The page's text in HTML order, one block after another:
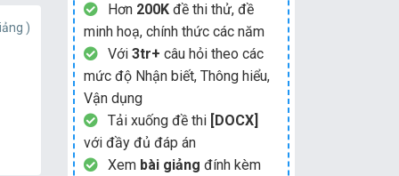
)
Hơn 200K đề thi thử, đề
minh hoạ, chính thức các năm
Với 3tr+ câu hỏi theo các
mức độ Nhận biết, Thông hiểu,
Vận dụng
Tải xuống đề thi [DOCX]
với đầy đủ đáp án
Xem bài giảng đính kèm